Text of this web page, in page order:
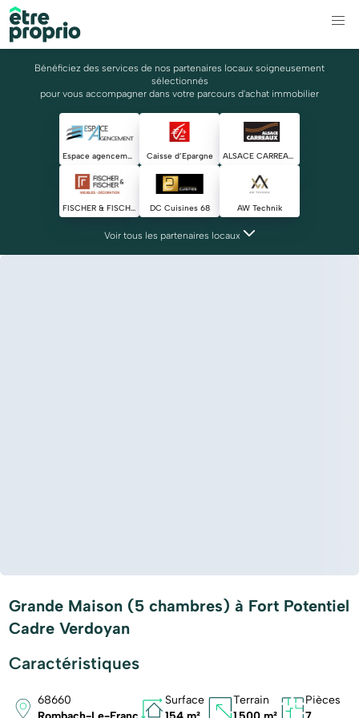
Bénéficiez des services de nos partenaires locaux soigneusement
sélectionnés
pour vous accompagner dans votre parcours d'achat immobilier
Espace agencement Caisse d’Epargne ALSACE CARREAUX
FISCHER & FISCHER DC Cuisines 68 AW Technik
Voir tous les partenaires locaux
Grande Maison (5 chambres) à Fort Potentiel
Cadre Verdoyan
Caractéristiques
68660
Surface
Terrain
Pièces